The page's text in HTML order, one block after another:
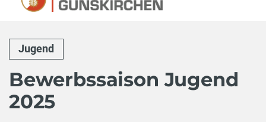
Jugend
Bewerbssaison Jugend
2025